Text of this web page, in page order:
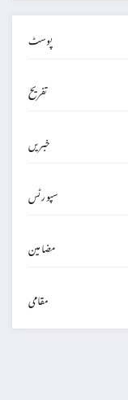
پوسٹ
تفریح
خبریں
سپورٹس
مضامین
مقامی